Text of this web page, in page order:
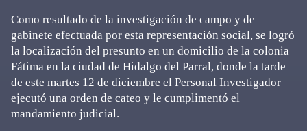
Como resultado de la investigación de campo y de
gabinete efectuada por esta representación social, se logró
la localización del presunto en un domicilio de la colonia
Fátima en la ciudad de Hidalgo del Parral, donde la tarde
de este martes 12 de diciembre el Personal Investigador
ejecutó una orden de cateo y le cumplimentó el
mandamiento judicial.